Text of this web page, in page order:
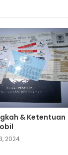
& Ketentuan
2024